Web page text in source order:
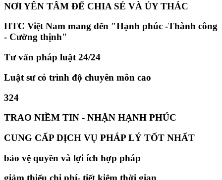
NƠI YÊN TÂM ĐỂ CHIA SẺ VÀ ỦY THÁC
HTC Việt Nam mang đến "Hạnh phúc -Thành công
- Cường thịnh"
Tư vấn pháp luật 24/24
Luật sư có trình độ chuyên môn cao
324
TRAO NIỀM TIN - NHẬN HẠNH PHÚC
CUNG CẤP DỊCH VỤ PHÁP LÝ TỐT NHẤT
bảo vệ quyền và lợi ích hợp pháp